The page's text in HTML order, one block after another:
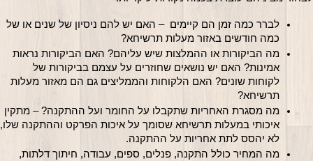
לברר כמה זמן הם קיימים  – האם יש להם ניסיון של שנים או של
כמה חודשים באזור מעלות תרשיחא?
מה הביקורות או ההמלצות שיש עליהם? האם הביקורות נראות
אמינות? האם יש נושאים שחוזרים על עצמם בביקורות של
לקוחות שונים? האם הלקוחות והממליצים גם הם מאזור מעלות
תרשיחא?
מה מסגרת האחריות שתקבלו על החומר ועל ההתקנה? – מתקין
איכותי במעלות תרשיחא שסומך על איכות הפרקט וההתקנה שלו,
לא יהסס לתת אחריות על ההתקנה.
מה המחיר כולל התקנה, פנלים, ספים, עבודה, חיתוך דלתות,